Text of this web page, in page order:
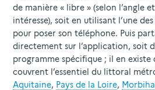
de manière « libre » (selon l’angle
intéresse), soit en utilisant l’une
pour poser son téléphone. Puis
directement sur l’application, soit
programme spécifique ; il en existe
couvrent l’essentiel du littoral
Aquitaine, Pays de la Loire,